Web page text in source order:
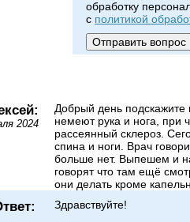
обработку
с политикой
2024
Добрый день подскажите
немеют рука и нога, при
рассеянный склероз.
спина и ноги. Врач
больше нет. Выпешем и
говорят что там ещё
они делать кроме
Здравствуйте!